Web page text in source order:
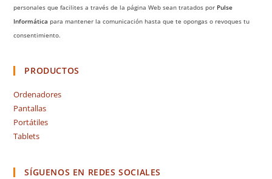
personales que facilites a través de la página Web sean tratados por Pulse
Informática para mantener la comunicación hasta que te opongas o revoques tu
consentimiento.
PRODUCTOS
Ordenadores
Pantallas
Portátiles
Tablets
SÍGUENOS EN REDES SOCIALES